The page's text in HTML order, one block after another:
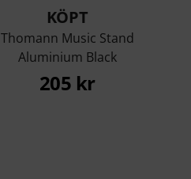
KÖPT
Thomann Music Stand
Aluminium Black
205 kr